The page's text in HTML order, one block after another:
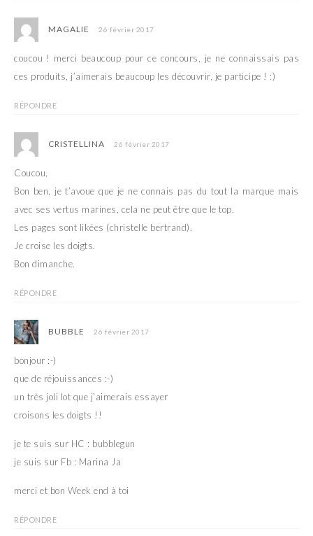
MAGALIE 26 février 2017
coucou ! merci beaucoup pour ce concours, je ne connaissais pas
ces produits, j’aimerais beaucoup les découvrir, je participe ! :)
RÉPONDRE
CRISTELLINA 26 février 2017
Coucou,
Bon ben, je t’avoue que je ne connais pas du tout la marque mais
avec ses vertus marines, cela ne peut être que le top.
Les pages sont likées (christelle bertrand).
Je croise les doigts.
Bon dimanche.
RÉPONDRE
BUBBLE 26 février 2017
bonjour :-)
que de réjouissances :-)
un très joli lot que j’aimerais essayer
croisons les doigts !!
je te suis sur HC : bubblegun
je suis sur Fb : Marina Ja
merci et bon Week end à toi
RÉPONDRE